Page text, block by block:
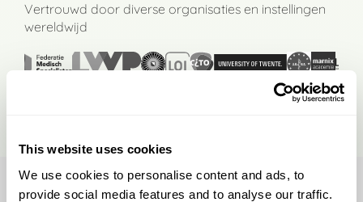
This website uses cookies
We use cookies to personalise content and ads, to
provide social media features and to analyse our traffic.
Vertrouwd door diverse organisaties en instellingen
wereldwijd